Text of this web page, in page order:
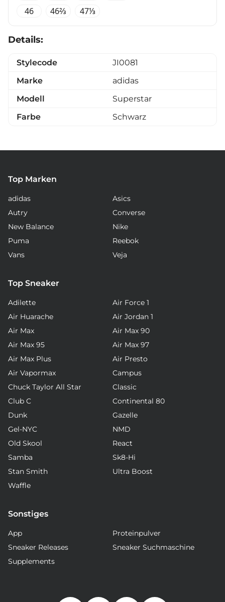
46
46⅔ 47⅓
Details:
Stylecode
JI0081
Marke
adidas
Modell
Superstar
Farbe
Schwarz
Top Marken
adidas
Asics
Autry
Converse
New Balance
Nike
Puma
Reebok
Vans
Veja
Top Sneaker
Adilette
Air Force 1
Air Huarache
Air Jordan 1
Air Max
Air Max 90
Air Max 95
Air Max 97
Air Max Plus
Air Presto
Air Vapormax
Campus
Chuck Taylor All Star
Classic
Club C
Continental 80
Dunk
Gazelle
Gel-NYC
NMD
Old Skool
React
Samba
Sk8-Hi
Stan Smith
Ultra Boost
Waffle
Sonstiges
App
Proteinpulver
Sneaker Releases
Sneaker Suchmaschine
Supplements